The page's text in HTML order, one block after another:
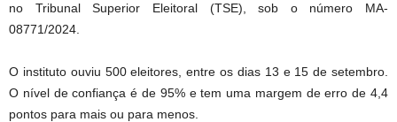
no Tribunal Superior Eleitoral (TSE), sob o número MA-
08771/2024.
O instituto ouviu 500 eleitores, entre os dias 13 e 15 de setembro.
O nível de confiança é de 95% e tem uma margem de erro de 4,4
pontos para mais ou para menos.